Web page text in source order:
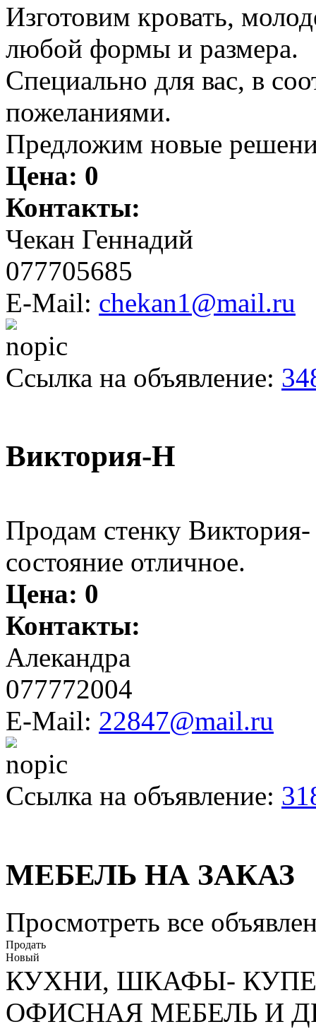
Изготовим кровать,
любой формы и размера.
Специально для вас, в
пожеланиями.
Предложим новые
Цена: 0
Контакты:
Чекан Геннадий
077705685
E-Mail: chekan1@mail.ru
Ссылка на объявление:
Виктория-Н
Продам стенку
состояние отличное.
Цена: 0
Контакты:
Алекандра
077772004
E-Mail: 22847@mail.ru
Ссылка на объявление:
МЕБЕЛЬ НА ЗАКАЗ
Просмотреть все
Продать
Новый
КУХНИ, ШКАФЫ-
ОФИСНАЯ МЕБЕЛЬ И